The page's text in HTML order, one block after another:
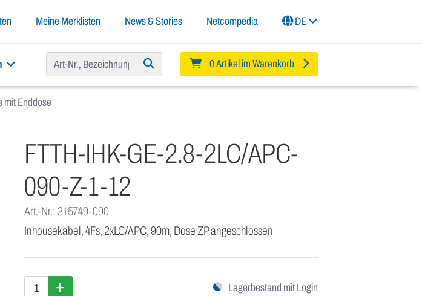
Meine Merklisten News & Stories Netcompedia DE
0 Artikel im Warenkorb
mit Enddose
FTTH-IHK-GE-2.8-2LC/APC-
090-Z-1-12
Art.-Nr.: 315749-090
Inhousekabel, 4Fs, 2xLC/APC, 90m, Dose ZP angeschlossen
Lagerbestand mit Login